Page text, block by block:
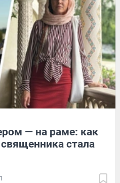
— на раме: как
стала
1